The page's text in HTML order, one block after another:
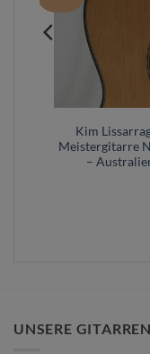
Kim
Meistergitarre
–
UNSERE